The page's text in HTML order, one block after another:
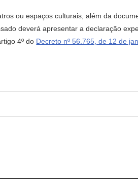
ou espaços culturais, além da
deverá apresentar a declaração
4º do Decreto nº 56.765, de 12 de